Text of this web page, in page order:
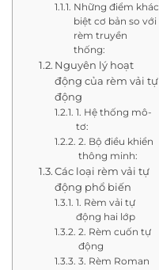
Những điểm khác
biệt cơ bản so với
rèm truyền
thống:
Nguyên lý hoạt
động của rèm vải tự
động
1. Hệ thống mô-
tơ:
2. Bộ điều khiển
thông minh:
Các loại rèm vải tự
động phổ biến
1. Rèm vải tự
động hai lớp
2. Rèm cuốn tự
động
3. Rèm Roman